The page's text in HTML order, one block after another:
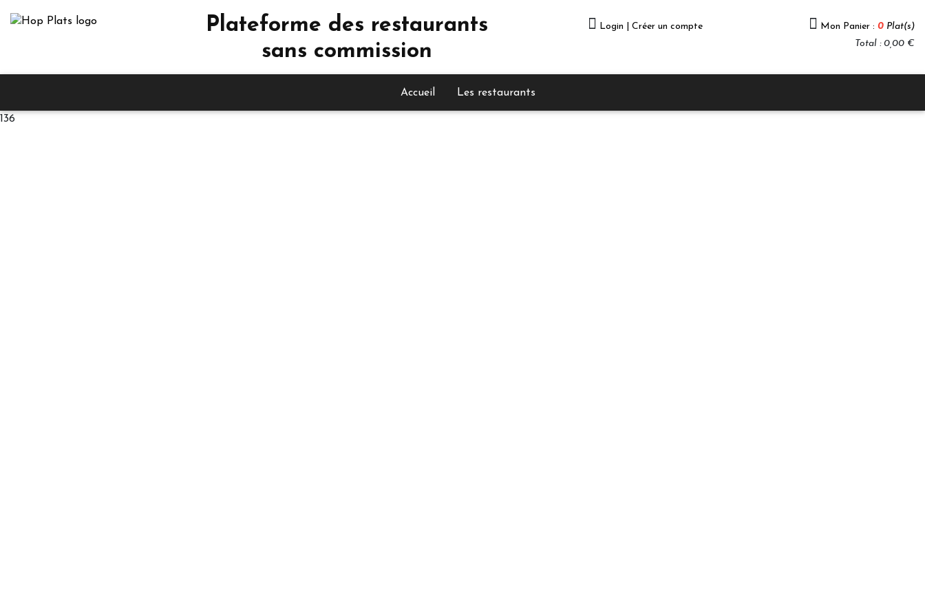
Plateforme des restaurants
sans commission
Login | Créer un compte Mon Panier : 0 Plat(s)
Total : 0,00 €
Accueil Les restaurants
136